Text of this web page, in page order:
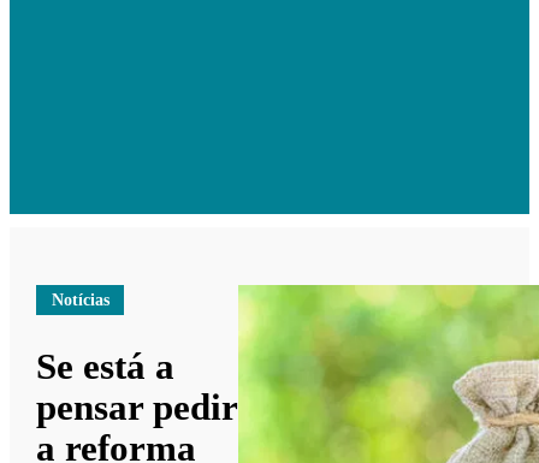
Notícias
Se está a
pensar pedir
a reforma